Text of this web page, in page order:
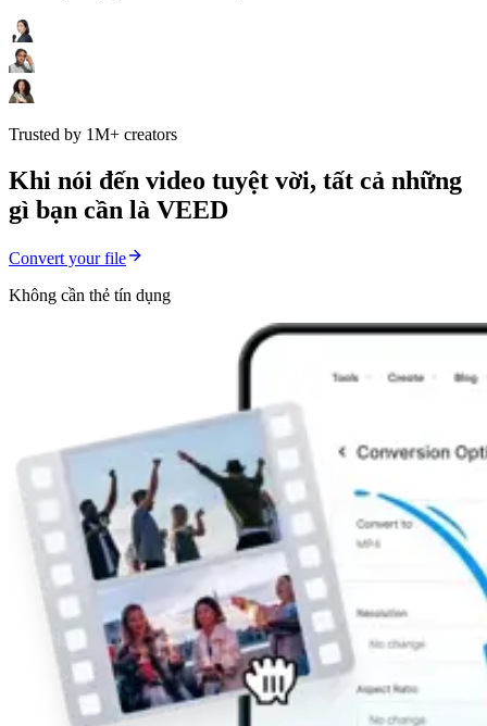
Trusted by 1M+ creators
Khi nói đến video tuyệt vời, tất cả những
gì bạn cần là VEED
Convert your file
Không cần thẻ tín dụng